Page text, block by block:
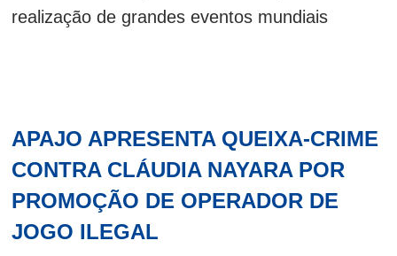
realização de grandes eventos mundiais
APAJO APRESENTA QUEIXA-CRIME
CONTRA CLÁUDIA NAYARA POR
PROMOÇÃO DE OPERADOR DE
JOGO ILEGAL